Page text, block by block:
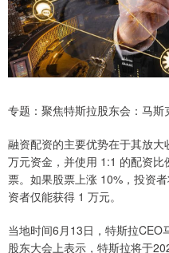
专题：聚焦特斯拉股东会：马
融资配资的主要优势在于其放
万元资金，并使用 1:1 的配资
票。如果股票上涨 10%，投资
资者仅能获得 1 万元。
当地时间6月13日，特斯拉
股东大会上表示，特斯拉将于